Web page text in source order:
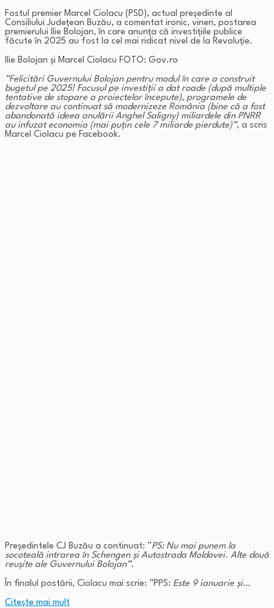
Fostul premier Marcel Ciolacu (PSD), actual preşedinte al
Consiliului Judeţean Buzău, a comentat ironic, vineri, postarea
premierului Ilie Bolojan, în care anunţa că investiţiile publice
făcute în 2025 au fost la cel mai ridicat nivel de la Revoluţie.
Ilie Bolojan și Marcel Ciolacu FOTO: Gov.ro
”Felicitări Guvernului Bolojan pentru modul în care a construit
bugetul pe 2025! Focusul pe investiţii a dat roade (după multiple
tentative de stopare a proiectelor începute), programele de
dezvoltare au continuat să modernizeze România (bine că a fost
abandonată ideea anulării Anghel Saligny) miliardele din PNRR
au infuzat economia (mai puţin cele 7 miliarde pierdute)”, a scris
Marcel Ciolacu pe Facebook.
Preşedintele CJ Buzău a continuat: ”PS: Nu mai punem la
socoteală intrarea în Schengen şi Autostrada Moldovei. Alte două
reuşite ale Guvernului Bolojan”.
În finalul postării, Ciolacu mai scrie: ”PPS: Este 9 ianuarie şi…
Citeşte mai mult